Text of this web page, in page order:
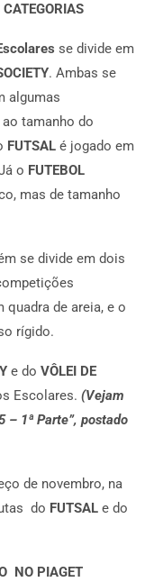
se divide em
. Ambas se
algumas
tamanho do
FUTSAL é jogado em
o FUTEBOL
mas de tamanho
se divide em dois
quadra de areia, e o
rígido.
e do VÔLEI DE
Escolares. (Vejam
– 1ª Parte”, postado
de novembro, na
do FUTSAL e do
NO PIAGET